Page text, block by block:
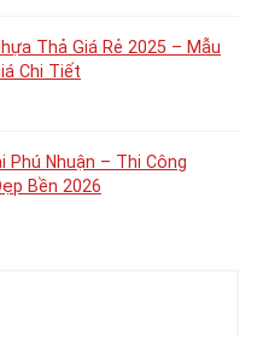
Thả Giá Rẻ 2025 – Mẫu
Chi Tiết
Phú Nhuận – Thi Công
Bền 2026